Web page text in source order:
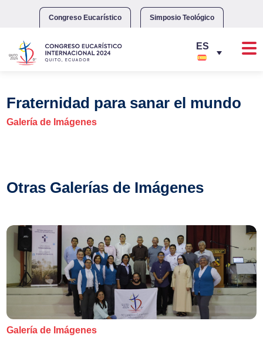
Congreso Eucarístico Simposio Teológico
Fraternidad para sanar el mundo
Galería de Imágenes
Otras Galerías de Imágenes
Galería de Imágenes